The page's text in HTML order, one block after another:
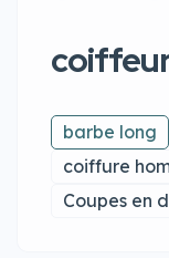
barbe long
coiffure
Coupes en